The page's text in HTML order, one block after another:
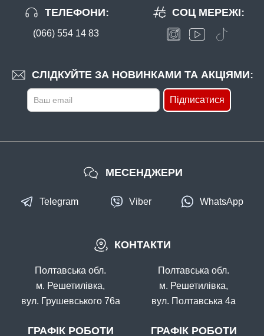
ТЕЛЕФОНИ:
(066) 554 14 83
СЛІДКУЙТЕ ЗА НОВИНКАМИ ТА АКЦІЯМИ:
Підписатися
СОЦ МЕРЕЖІ:
КОНТАКТИ
Полтавська обл.
м. Решетилівка,
вул. Грушевського 76а
ГРАФІК РОБОТИ
Полтавська обл.
м. Решетилівка,
вул. Полтавська 4а
ГРАФІК РОБОТИ
МЕСЕНДЖЕРИ
Telegram Viber WhatsApp